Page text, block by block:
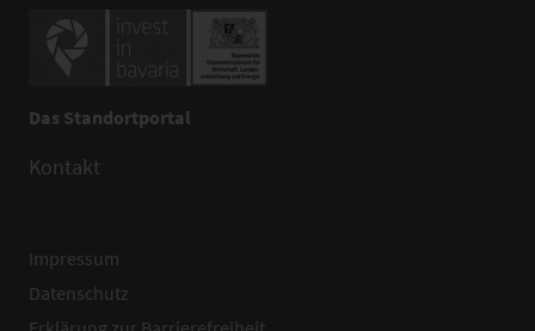
Das Standortportal
Kontakt
Impressum
Datenschutz